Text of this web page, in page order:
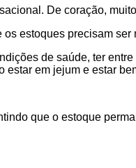
De coração,
estoques precisam ser
de saúde, ter
em jejum e estar
que o estoque